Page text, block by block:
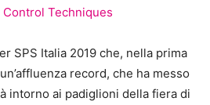
Control Techniques
SPS Italia 2019 che, nella prima
record, che ha messo
intorno ai padiglioni della fiera di